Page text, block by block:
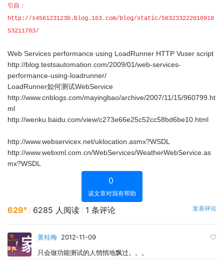
引自：
http://s456123123b.blog.163.com/blog/static/563233222010918
53211703/
Web Services performance using LoadRunner HTTP Vuser script
http://blog.testsautomation.com/2009/01/web-services-
performance-using-loadrunner/
LoadRunner如何测试WebService
http://www.cnblogs.com/mayingbao/archive/2007/11/15/960799.ht
ml
http://wenku.baidu.com/view/c273e66e25c52cc58bd6be10.html
http://www.webservicex.net/uklocation.asmx?WSDL
http://www.webxml.com.cn/WebServices/WeatherWebService.as
mx?WSDL
0
该文章对我有帮助
629° / 6285 人阅读 / 1 条评论 发表评论
黄桂梅 2012-11-09
只会做功能测试的人悄悄地飘过。。。